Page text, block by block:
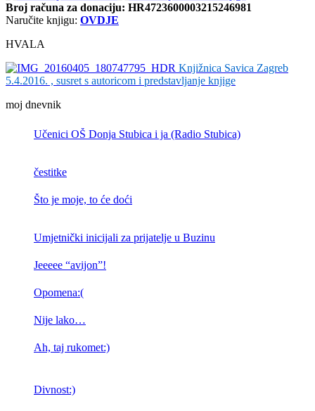
Broj računa za donaciju: HR4723600003215246981
Naručite knjigu: OVDJE
HVALA
Knjižnica Savica Zagreb
5.4.2016. , susret s autoricom i predstavljanje knjige
moj dnevnik
Učenici OŠ Donja Stubica i ja (Radio Stubica)
čestitke
Što je moje, to će doći
Umjetnički inicijali za prijatelje u Buzinu
Jeeeee “avijon”!
Opomena:(
Nije lako…
Ah, taj rukomet:)
Divnost:)